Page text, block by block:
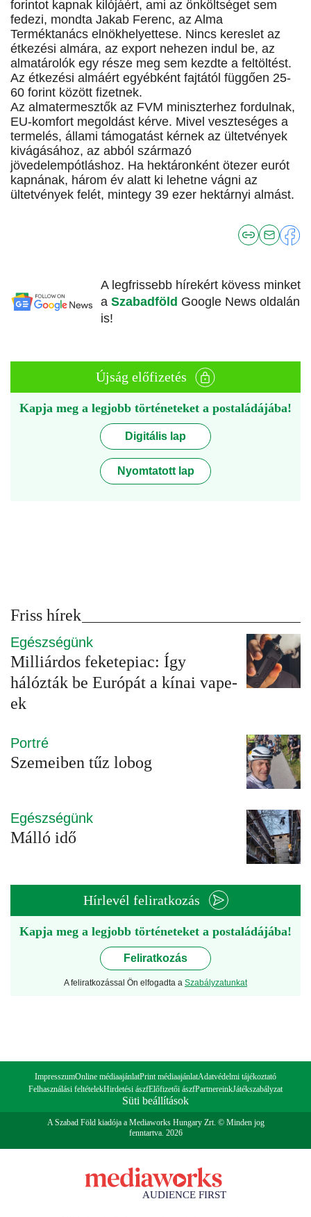
forintot kapnak kilójáért, ami az önköltséget sem
fedezi, mondta Jakab Ferenc, az Alma
Terméktanács elnökhelyettese. Nincs kereslet az
étkezési almára, az export nehezen indul be, az
almatárolók egy része meg sem kezdte a feltöltést.
Az étkezési almáért egyébként fajtától függően 25-
60 forint között fizetnek.
Az almatermesztők az FVM miniszterhez fordulnak,
EU-komfort megoldást kérve. Mivel veszteséges a
termelés, állami támogatást kérnek az ültetvények
kivágásához, az abból származó
jövedelempótláshoz. Ha hektáronként ötezer eurót
kapnának, három év alatt ki lehetne vágni az
ültetvények felét, mintegy 39 ezer hektárnyi almást.
A legfrissebb hírekért kövess minket
a Szabadföld Google News oldalán
is!
Újság előfizetés
Kapja meg a legjobb történeteket a postaládájába!
Digitális lap
Nyomtatott lap
Friss hírek
Egészségünk
Milliárdos feketepiac: Így
hálózták be Európát a kínai vape-
ek
Portré
Szemeiben tűz lobog
Egészségünk
Málló idő
Hírlevél feliratkozás
Kapja meg a legjobb történeteket a postaládájába!
Feliratkozás
A feliratkozással Ön elfogadta a Szabályzatunkat
ImpresszumOnline médiaajánlatPrint médiaajánlatAdatvédelmi tájékoztató
Felhasználási feltételekHirdetési ászfElőfizetői ászfPartnereinkJátékszabályzat
Süti beállítások
A Szabad Föld kiadója a Mediaworks Hungary Zrt. © Minden jog
fenntartva. 2026